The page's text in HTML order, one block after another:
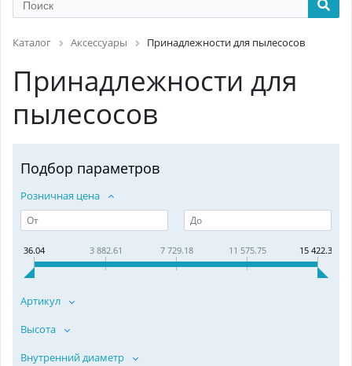
Каталог Аксессуары Принадлежности для пылесосов
Принадлежности для
пылесосов
Подбор параметров
Розничная цена
36.04 3 882.61 7 729.18 11 575.75 15 422.32
Артикул
Высота
Внутренний диаметр